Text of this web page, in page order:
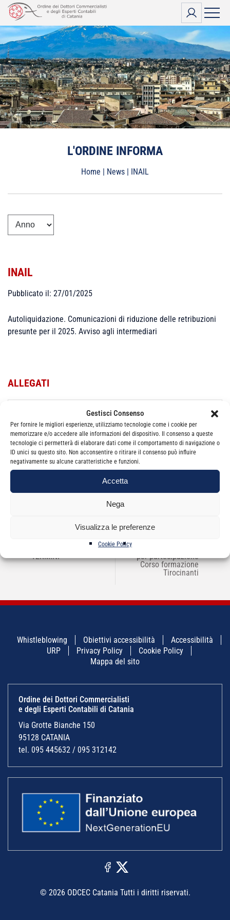
Gestisci Consenso
Per fornire le migliori esperienze, utilizziamo tecnologie come i cookie per
memorizzare e/o accedere alle informazioni del dispositivo. Il consenso a queste
tecnologie ci permetterà di elaborare dati come il comportamento di navigazione o
ID unici su questo sito. Non acconsentire o ritirare il consenso può influire
negativamente su alcune caratteristiche e funzioni.
Accetta
Nega
Visualizza le preferenze
Cookie Policy
Vai
contenuto
L'ORDINE INFORMA
Home | News | INAIL
INAIL
Pubblicato il: 27/01/2025
Autoliquidazione. Comunicazioni di riduzione delle retribuzioni
presunte per il 2025. Avviso agli intermediari
ALLEGATI
Avviso intermediari 2025
CategorieNews
TERMINI
per partecipazione
Corso formazione
Tirocinanti
Whistleblowing Obiettivi accessibilità
Accessibilità
URP
Privacy Policy
Cookie Policy
Mappa del sito
Ordine dei Dottori Commercialisti
e degli Esperti Contabili di Catania
Via Grotte Bianche 150
95128 CATANIA
tel. 095 445632 / 095 312142
© 2026 ODCEC Catania Tutti i diritti riservati.